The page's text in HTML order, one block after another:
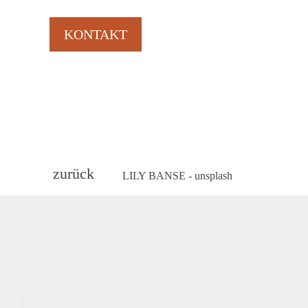
KONTAKT
zurück LILY BANSE - unsplash